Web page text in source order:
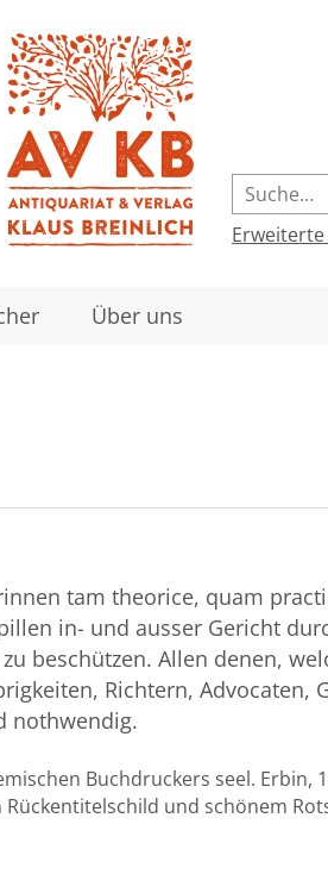
Erweiterte
Über uns
tam theorice, quam
in- und ausser Gericht
beschützen. Allen denen,
Richtern, Advocaten,
nothwendig.
Buchdruckers seel. Erbin,
und schönem